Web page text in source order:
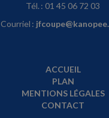
Tél. : 01 45 06 72 03
Courriel :
ACCUEIL
PLAN
MENTIONS LÉGALES
CONTACT